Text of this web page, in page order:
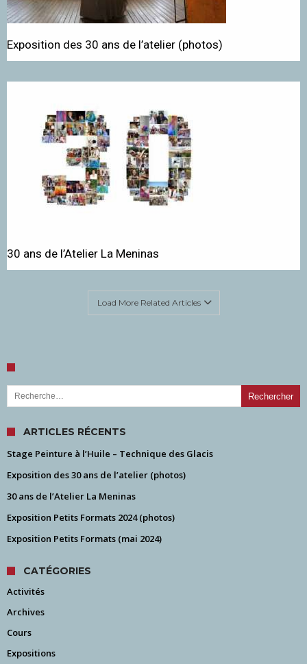
Exposition des 30 ans de l’atelier (photos)
30 ans de l’Atelier La Meninas
Load More Related Articles
Rechercher :
ARTICLES RÉCENTS
Stage Peinture à l’Huile – Technique des Glacis
Exposition des 30 ans de l’atelier (photos)
30 ans de l’Atelier La Meninas
Exposition Petits Formats 2024 (photos)
Exposition Petits Formats (mai 2024)
CATÉGORIES
Activités
Archives
Cours
Expositions